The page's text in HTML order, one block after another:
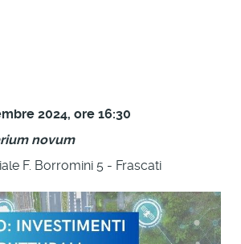
2024, ore 16:30
novum
F. Borromini 5 - Frascati